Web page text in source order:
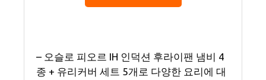
– 오슬로 피오르 IH 인덕션 후라이팬 냄비 4
종 + 유리커버 세트 5개로 다양한 요리에 대